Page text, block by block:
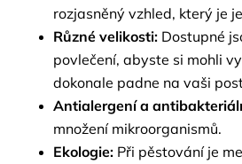
rozjasněný vzhled, který je
Různé velikosti: Dostupné
povlečení, abyste si mohli
dokonale padne na vaši
Antialergení a
množení mikroorganismů.
Ekologie: Při pěstování je